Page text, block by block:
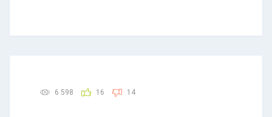
6 598 16 14